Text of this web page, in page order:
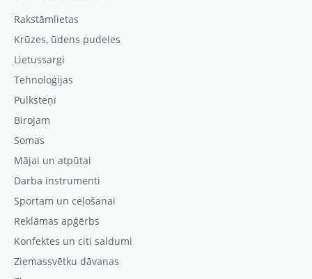
Rakstāmlietas
Krūzes, ūdens pudeles
Lietussargi
Tehnoloģijas
Pulksteņi
Birojam
Somas
Mājai un atpūtai
Darba instrumenti
Sportam un ceļošanai
Reklāmas apģērbs
Konfektes un citi saldumi
Ziemassvētku dāvanas